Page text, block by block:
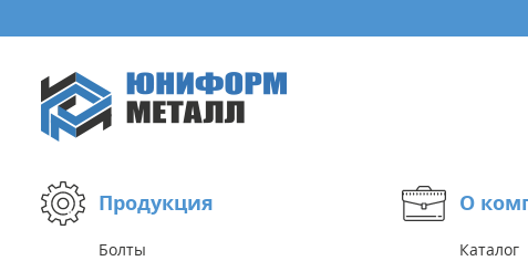
Продукция
Болты
О
Каталог